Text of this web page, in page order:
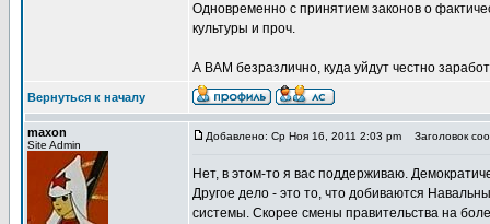
Одновременно с принятием законов о
культуры и проч.
А ВАМ безразлично, куда уйдут честно
Вернуться к началу
maxon
Site Admin
Добавлено: Ср Ноя 16, 2011 2:03 pm Заголовок
Нет, в этом-то я вас поддерживаю.
Другое дело - это то, что добиваются
системы. Скорее смены правительства на